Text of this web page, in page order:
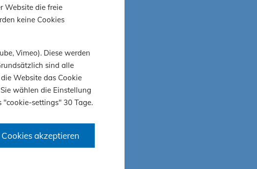
Website die freie
keine Cookies
Vimeo). Diese werden
sind alle
Website das Cookie
wählen die Einstellung
"cookie-settings" 30 Tage.
Cookies akzeptieren
.